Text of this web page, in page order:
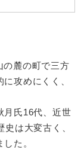
麓の町で三方
攻めにくく、
氏16代、近世
は大変古く、
た。